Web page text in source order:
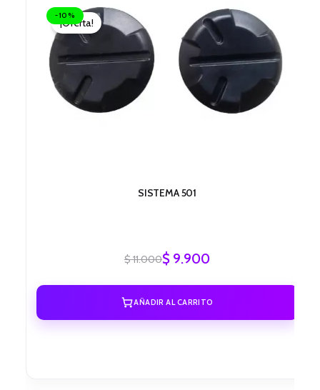
-10%
¡Oferta!
SISTEMA 501
$11.000
original
era:
$ 11.000.
$ 9.900
actual
es:
$ 9.900.
AÑADIR AL CARRITO